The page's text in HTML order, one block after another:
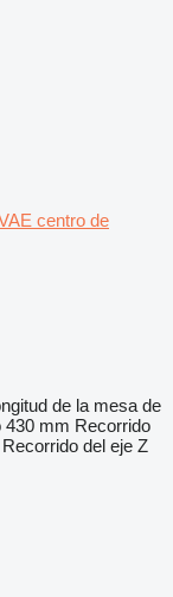
centro de
de la mesa de
430 mm Recorrido
Recorrido del eje Z